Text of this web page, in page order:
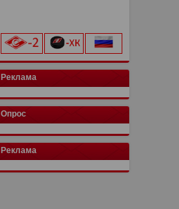
Реклама
Опрос
Реклама